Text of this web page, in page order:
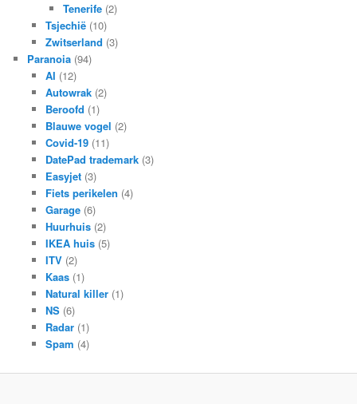
Tenerife (2)
Tsjechië(10)
Zwitserland (3)
Paranoia (94)
AI (12)
Autowrak(2)
Beroofd (1)
Blauwe vogel (2)
Covid-19(11)
DatePad trademark(3)
Easyjet(3)
Fiets perikelen (4)
Garage(6)
Huurhuis(2)
IKEA huis(5)
ITV(2)
Kaas(1)
Natural killer(1)
NS(6)
Radar(1)
Spam (4)